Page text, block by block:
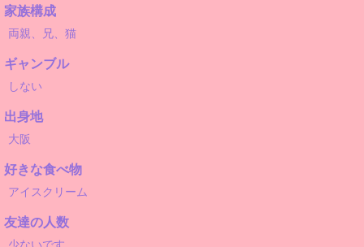
家族構成
両親、兄、猫
ギャンブル
しない
出身地
大阪
好きな食べ物
アイスクリーム
友達の人数
少ないです